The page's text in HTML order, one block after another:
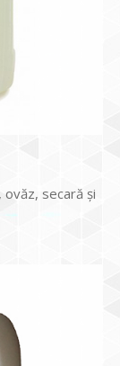
secară și